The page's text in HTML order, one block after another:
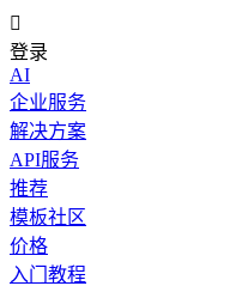

登录
AI
企业服务
解决方案
API服务
推荐
模板社区
价格
入门教程